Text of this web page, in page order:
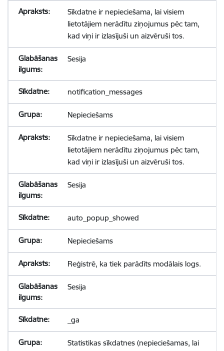
Sīkdatne ir nepieciešama, lai visiem
lietotājiem nerādītu ziņojumus pēc tam,
kad viņi ir izlasījuši un aizvēruši tos.
Sesija
notification_messages
Nepieciešams
Sīkdatne ir nepieciešama, lai visiem
lietotājiem nerādītu ziņojumus pēc tam,
kad viņi ir izlasījuši un aizvēruši tos.
Sesija
auto_popup_showed
Nepieciešams
Reģistrē, ka tiek parādīts modālais logs.
Sesija
_ga
Statistikas sīkdatnes (nepieciešamas, lai